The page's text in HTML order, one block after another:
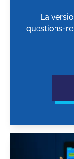
La
questions-